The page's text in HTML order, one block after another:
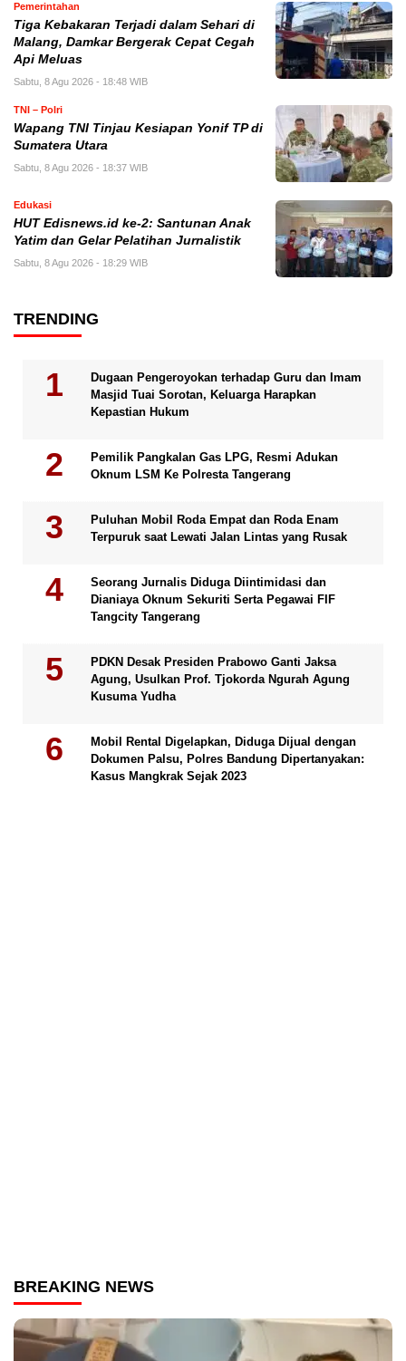
Pemerintahan
Tiga Kebakaran Terjadi dalam Sehari di
Malang, Damkar Bergerak Cepat Cegah
Api Meluas
Sabtu, 8 Agu 2026 - 18:48 WIB
TNI – Polri
Wapang TNI Tinjau Kesiapan Yonif TP di
Sumatera Utara
Sabtu, 8 Agu 2026 - 18:37 WIB
Edukasi
HUT Edisnews.id ke-2: Santunan Anak
Yatim dan Gelar Pelatihan Jurnalistik
Sabtu, 8 Agu 2026 - 18:29 WIB
TRENDING
Dugaan Pengeroyokan terhadap Guru dan Imam
Masjid Tuai Sorotan, Keluarga Harapkan
Kepastian Hukum
Pemilik Pangkalan Gas LPG, Resmi Adukan
Oknum LSM Ke Polresta Tangerang
Puluhan Mobil Roda Empat dan Roda Enam
Terpuruk saat Lewati Jalan Lintas yang Rusak
Seorang Jurnalis Diduga Diintimidasi dan
Dianiaya Oknum Sekuriti Serta Pegawai FIF
Tangcity Tangerang
PDKN Desak Presiden Prabowo Ganti Jaksa
Agung, Usulkan Prof. Tjokorda Ngurah Agung
Kusuma Yudha
Mobil Rental Digelapkan, Diduga Dijual dengan
Dokumen Palsu, Polres Bandung Dipertanyakan:
Kasus Mangkrak Sejak 2023
BREAKING NEWS